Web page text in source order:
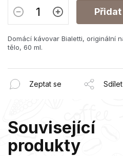
Domácí kávovar Bialetti, originální
tělo, 60 ml.
Zeptat se Sdílet
Související
produkty